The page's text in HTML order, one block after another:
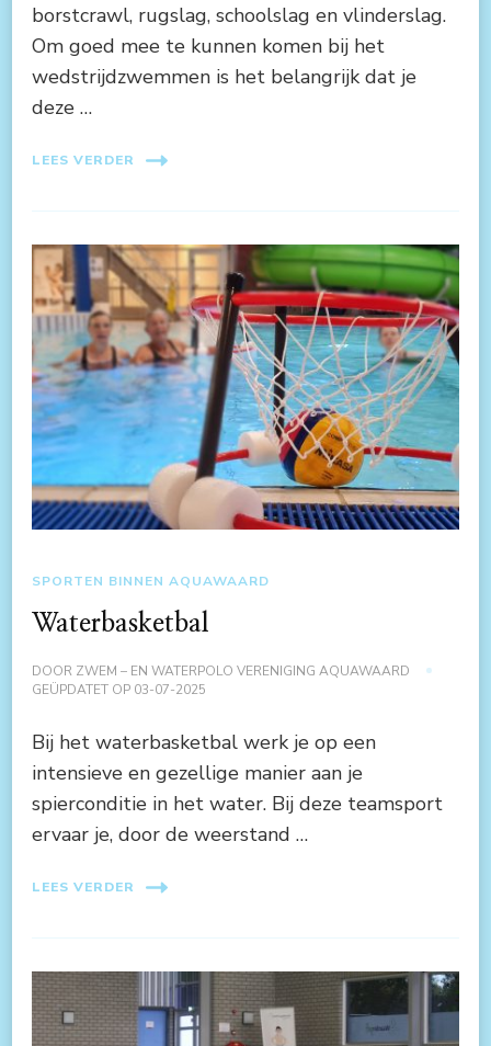
borstcrawl, rugslag, schoolslag en vlinderslag.
Om goed mee te kunnen komen bij het
wedstrijdzwemmen is het belangrijk dat je
deze …
LEES VERDER
SPORTEN BINNEN AQUAWAARD
Waterbasketbal
DOOR ZWEM – EN WATERPOLO VERENIGING AQUAWAARD
GEÜPDATET OP 03-07-2025
Bij het waterbasketbal werk je op een
intensieve en gezellige manier aan je
spierconditie in het water. Bij deze teamsport
ervaar je, door de weerstand …
LEES VERDER